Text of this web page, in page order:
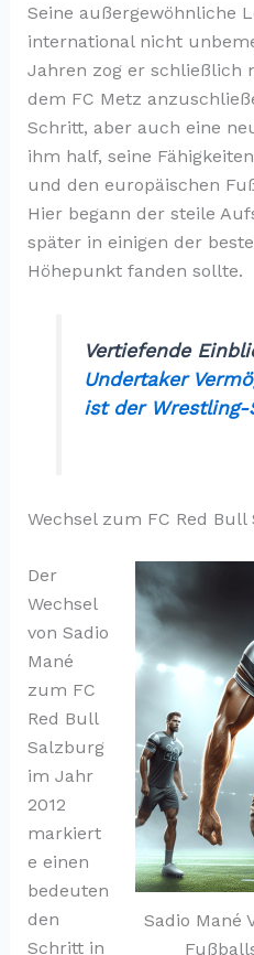
Seine außergewöhnliche
international nicht
Jahren zog er schließlich
dem FC Metz
Schritt, aber auch eine
ihm half, seine
und den europäischen
Hier begann der steile
später in einigen der
Höhepunkt fanden sollte.
Vertiefende
Undertaker
ist der Wrestling-
Wechsel zum FC Red Bull
Sadio Mané
Der
Wechsel
von Sadio
Mané
zum FC
Red Bull
Salzburg
im Jahr
2012
markiert
e einen
bedeuten
den
Schritt in